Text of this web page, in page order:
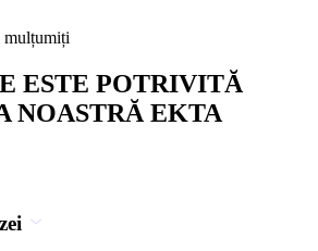
mulțumiți
ESTE POTRIVITĂ
NOASTRĂ EKTA